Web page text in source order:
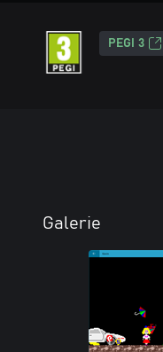
PEGI 3
Galerie